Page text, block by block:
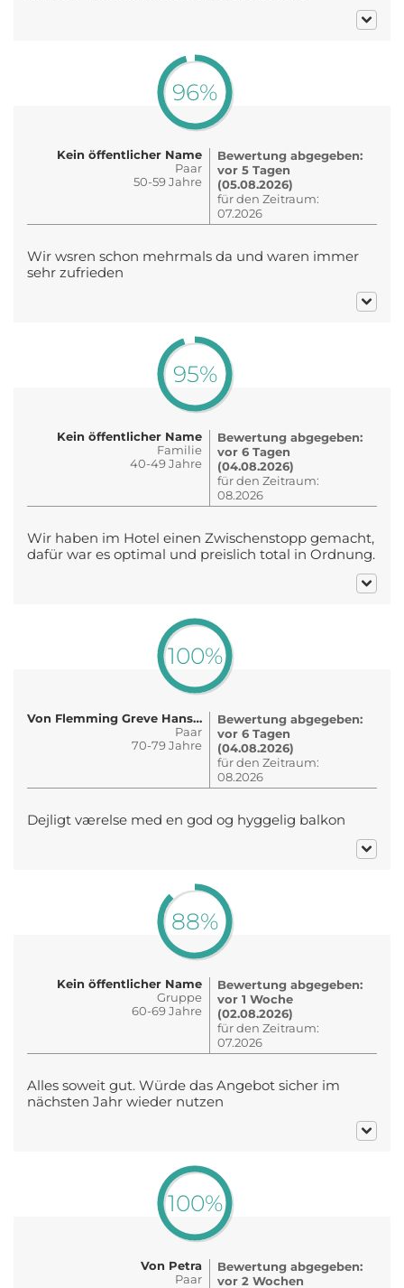
96%
Kein öffentlicher Name
Paar
50-59 Jahre
Bewertung abgegeben:
vor 5 Tagen
(05.08.2026)
für den Zeitraum:
07.2026
Wir wsren schon mehrmals da und waren immer
sehr zufrieden
95%
Kein öffentlicher Name
Familie
40-49 Jahre
Bewertung abgegeben:
vor 6 Tagen
(04.08.2026)
für den Zeitraum:
08.2026
Wir haben im Hotel einen Zwischenstopp gemacht,
dafür war es optimal und preislich total in Ordnung.
100%
Von Flemming Greve Hansen
Paar
70-79 Jahre
Bewertung abgegeben:
vor 6 Tagen
(04.08.2026)
für den Zeitraum:
08.2026
Dejligt værelse med en god og hyggelig balkon
88%
Kein öffentlicher Name
Gruppe
60-69 Jahre
Bewertung abgegeben:
vor 1 Woche
(02.08.2026)
für den Zeitraum:
07.2026
Alles soweit gut. Würde das Angebot sicher im
nächsten Jahr wieder nutzen
100%
Von Petra
Paar
Bewertung abgegeben:
vor 2 Wochen